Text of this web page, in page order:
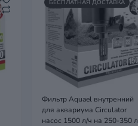
БЕСПЛАТНАЯ ДОСТАВКА
Фильтр Aquael внутренний
для аквариума Circulator
насос 1500 л/ч на 250-350 л